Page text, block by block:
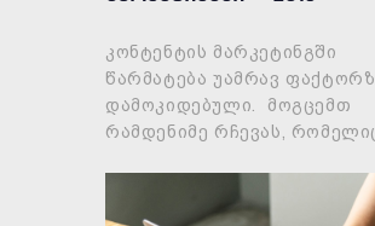
კონტენტის მარკეტინგში
წარმატება უამრავ
დამოკიდებული. მოგცემთ
რამდენიმე რჩევას,
ორგანიზება არ უნდა წეროთ